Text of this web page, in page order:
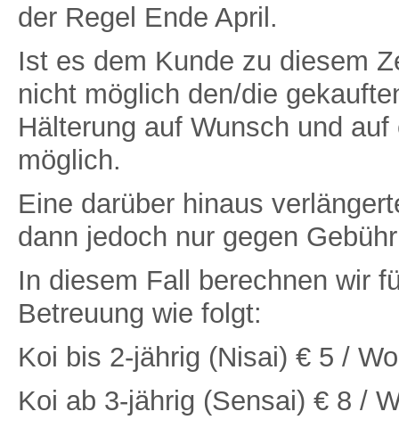
der Regel Ende April.
Ist es dem Kunde zu diesem
nicht möglich den/die
Hälterung auf Wunsch und
möglich.
Eine darüber hinaus
dann jedoch nur gegen
In diesem Fall berechnen wir
Betreuung wie folgt:
Koi bis 2-jährig (Nisai) € 5 /
Koi ab 3-jährig (Sensai) € 8 /